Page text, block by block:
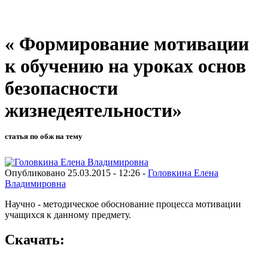
« Формирование мотивации
к обучению на уроках основ
безопасности
жизнедеятельности»
статья по обж на тему
Опубликовано 25.03.2015 - 12:26 - Головкина Елена
Владимировна
Научно - методическое обоснование процесса мотивации
учащихся к данному предмету.
Скачать: